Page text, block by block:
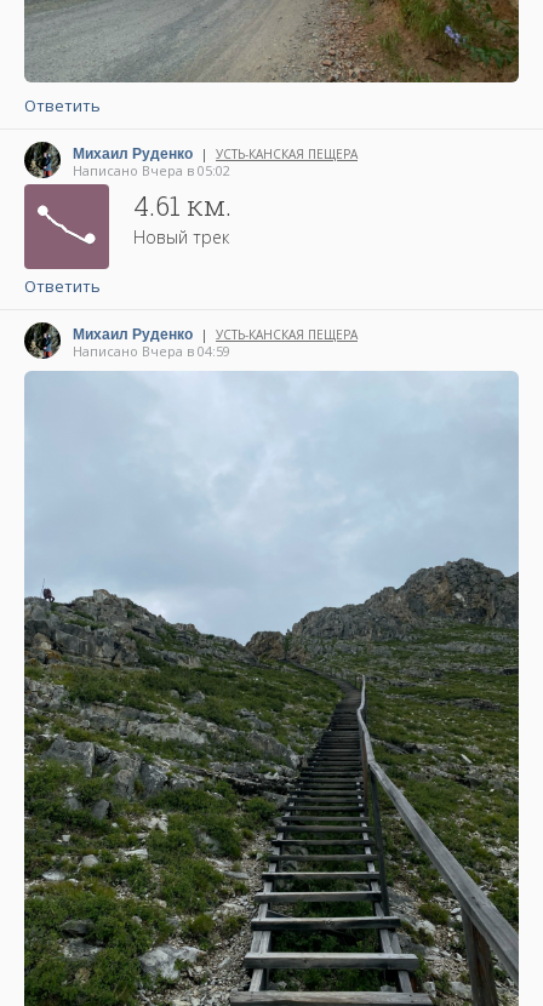
Ответить
Михаил Руденко | УСТЬ-КАНСКАЯ ПЕЩЕРА
Написано Вчера в 05:02
4.61 км.
Новый трек
Ответить
Михаил Руденко | УСТЬ-КАНСКАЯ ПЕЩЕРА
Написано Вчера в 04:59